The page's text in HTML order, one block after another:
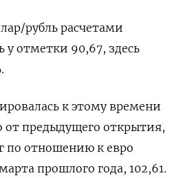
рубль расчетами
у отметки 90,67, здесь
к этому времени
от предыдущего открытия,
по отношению к евро
прошлого года, 102,61.